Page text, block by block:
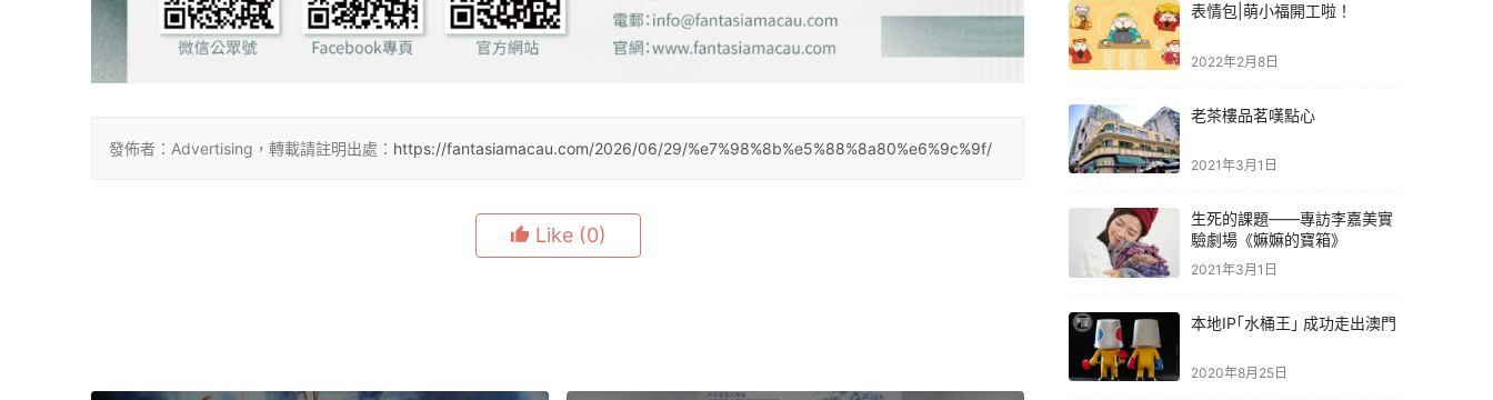
發佈者：Advertising，轉載請註明出處： https://fantasiamacau.com/2026/06/29/%e7%98%8b%e5%88%8a80%e6%9c%9f/
Like (0)
表情包|萌小福開工啦！
2022年2月8日
老茶樓品茗嘆點心
2021年3月1日
生死的課題——專訪李嘉美實
驗劇場《嫲嫲的寶箱》
2021年3月1日
本地IP｢水桶王｣ 成功走出澳門
2020年8月25日